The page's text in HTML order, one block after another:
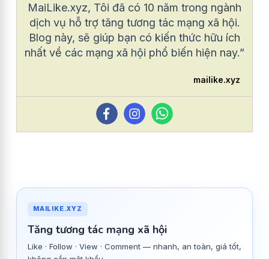
MaiLike.xyz, Tôi đã có 10 năm trong ngành
dịch vụ hỗ trợ tăng tương tác mạng xã hội.
Blog này, sẽ giúp bạn có kiến thức hữu ích
nhất về các mạng xã hội phổ biến hiện nay.”
mailike.xyz
MAILIKE.XYZ
Tăng tương tác mạng xã hội
Like · Follow · View · Comment — nhanh, an toàn, giá tốt,